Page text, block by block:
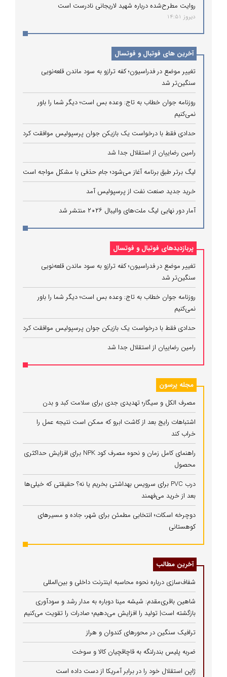
روایت مطرح‌شده درباره شهید لاریجانی نادرست است
دیروز 14:51
آخرین های فوتبال و فوتسال
تغییر موضع در فدراسیون؛ کفه ترازو به سود ماندن قلعه‌نویی
سنگین‌تر شد
روزنامه جوان خطاب به تاج: وعده بس است؛ دیگر شما را باور
نمی‌کنیم
حدادی فقط با درخواست یک بازیکن جوان پرسپولیس موافقت کرد
رامین رضاییان از استقلال جدا شد
لیگ برتر طبق برنامه آغاز می‌شود؛ جام حذفی با مشکل مواجه است
خرید جدید صنعت نفت از پرسپولیس آمد
آمار دور نهایی لیگ ملت‌های والیبال ۲۰۲۶ منتشر شد
پربازدیدهای فوتبال و فوتسال
تغییر موضع در فدراسیون؛ کفه ترازو به سود ماندن قلعه‌نویی
سنگین‌تر شد
روزنامه جوان خطاب به تاج: وعده بس است؛ دیگر شما را باور
نمی‌کنیم
حدادی فقط با درخواست یک بازیکن جوان پرسپولیس موافقت کرد
رامین رضاییان از استقلال جدا شد
مجله پرسون
مصرف الکل و سیگار؛ تهدیدی جدی برای سلامت کبد و بدن
اشتباهات رایج بعد از کاشت ابرو که ممکن است نتیجه عمل را
خراب کند
راهنمای کامل زمان و نحوه مصرف کود NPK برای افزایش حداکثری
محصول
درب PVC برای سرویس بهداشتی بخریم یا نه؟ حقیقتی که خیلی‌ها
بعد از خرید می‌فهمند
دوچرخه اسکات؛ انتخابی مطمئن برای شهر، جاده و مسیرهای
کوهستانی
آخرین مطالب
شفاف‌سازی درباره نحوه محاسبه اینترنت داخلی و بین‌المللی
شاهین باقری‌مقدم: شیشه مینا دوباره به مدار رشد و سودآوری
بازگشته است| تولید را افزایش می‌دهیم؛ صادرات را تقویت می‌کنیم
ترافیک سنگین در محورهای کندوان و هراز
ضربه پلیس بندرلنگه به قاچاقچیان کالا و سوخت
ژاپن استقلال خود را در برابر آمریکا از دست داده است